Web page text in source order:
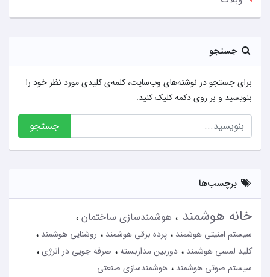
جستجو
برای جستجو در نوشته‌های وب‌سایت، کلمه‌ی کلیدی مورد نظر خود را
بنویسید و بر روی دکمه کلیک کنید.
جستجو
برچسب‌ها
خانه هوشمند هوشمندسازی ساختمان
سیستم امنیتی هوشمند پرده برقی هوشمند
روشنایی هوشمند
کلید لمسی هوشمند
دوربین مداربسته
صرفه جویی در انرژی
سیستم صوتی هوشمند
هوشمندسازی صنعتی